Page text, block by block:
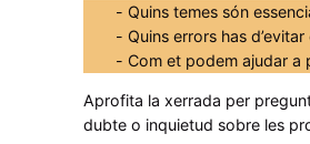
t
i
v
a
p
Quins temes són
Quins errors has
Com et podem ajudar a
Aprofita la xerrada per
dubte o inquietud sobre les